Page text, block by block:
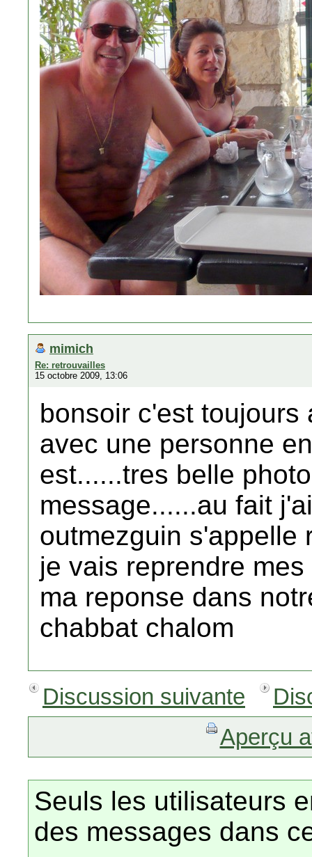
mimich
Re: retrouvailles
15 octobre 2009, 13:06
bonsoir c'est toujours
avec une personne
est......tres belle
message......au fait
outmezguin s'appelle
je vais reprendre
ma reponse dans
chabbat chalom
Discussion suivante
Aperçu
Seuls les utilisateurs
des messages dans